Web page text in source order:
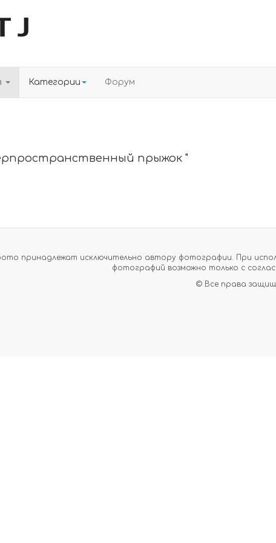
Категории Форум
прыжок "
принадлежат исключительно автору фотографии. При
фотографий возможно только с
© Все права